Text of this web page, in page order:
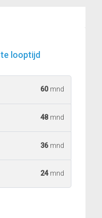
looptijd
60 mnd
48 mnd
36 mnd
24 mnd